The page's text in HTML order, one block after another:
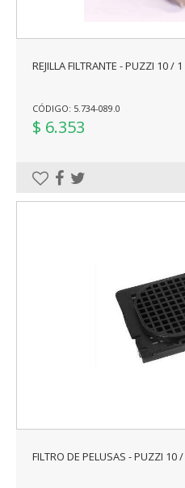
REJILLA FILTRANTE - PUZZI 10 / 1
CÓDIGO: 5.734-089.0
$ 6.353
FILTRO DE PELUSAS - PUZZI 10 /